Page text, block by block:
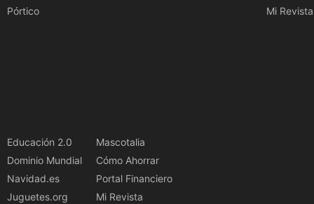
Pórtico
Mi Revista
Educación 2.0
Dominio Mundial
Navidad.es
Juguetes.org
Mascotalia
Cómo Ahorrar
Portal Financiero
Mi Revista